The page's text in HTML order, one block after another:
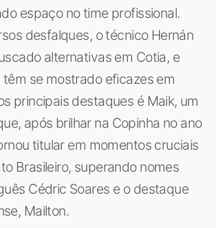
espaço no time profissional.
desfalques, o técnico Hernán
alternativas em Cotia, e
têm se mostrado eficazes em
principais destaques é Maik, um
após brilhar na Copinha no ano
titular em momentos cruciais
Brasileiro, superando nomes
Cédric Soares e o destaque
Mailton.